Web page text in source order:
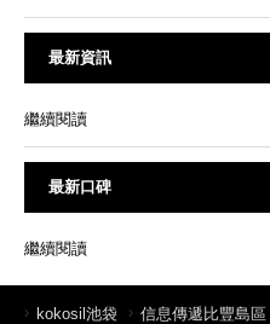
最新資訊
繼續閱讀
最新口碑
繼續閱讀
kokosil池袋
信息傳遞比豐島區